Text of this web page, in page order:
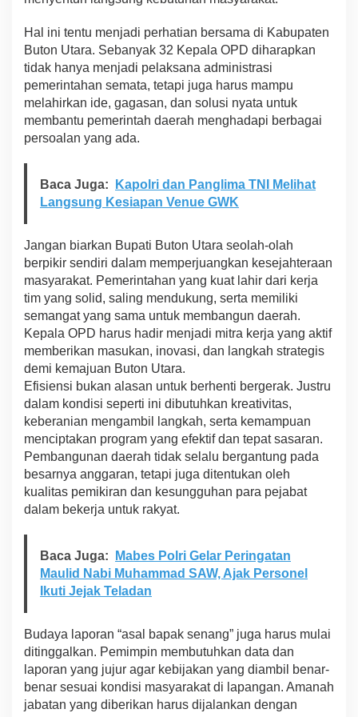
e
n
s
i
n
g
r
a
i
P
m
k
a
b
u
t
o
n
a
r
a
B
u
k
A
l
a
n
t
u
k
Hal ini tentu menjadi perhatian bersama di Kabupaten
Buton Utara. Sebanyak 32 Kepala OPD diharapkan
tidak hanya menjadi pelaksana administrasi
pemerintahan semata, tetapi juga harus mampu
melahirkan ide, gagasan, dan solusi nyata untuk
membantu pemerintah daerah menghadapi berbagai
persoalan yang ada.
Baca Juga:
Kapolri dan Panglima TNI Melihat
Langsung Kesiapan Venue GWK
Jangan biarkan Bupati Buton Utara seolah-olah
berpikir sendiri dalam memperjuangkan kesejahteraan
masyarakat. Pemerintahan yang kuat lahir dari kerja
tim yang solid, saling mendukung, serta memiliki
semangat yang sama untuk membangun daerah.
Kepala OPD harus hadir menjadi mitra kerja yang aktif
memberikan masukan, inovasi, dan langkah strategis
demi kemajuan Buton Utara.
Efisiensi bukan alasan untuk berhenti bergerak. Justru
dalam kondisi seperti ini dibutuhkan kreativitas,
keberanian mengambil langkah, serta kemampuan
menciptakan program yang efektif dan tepat sasaran.
Pembangunan daerah tidak selalu bergantung pada
besarnya anggaran, tetapi juga ditentukan oleh
kualitas pemikiran dan kesungguhan para pejabat
dalam bekerja untuk rakyat.
Baca Juga:
Mabes Polri Gelar Peringatan
Maulid Nabi Muhammad SAW, Ajak Personel
Ikuti Jejak Teladan
Budaya laporan “asal bapak senang” juga harus mulai
ditinggalkan. Pemimpin membutuhkan data dan
laporan yang jujur agar kebijakan yang diambil benar-
benar sesuai kondisi masyarakat di lapangan. Amanah
jabatan yang diberikan harus dijalankan dengan